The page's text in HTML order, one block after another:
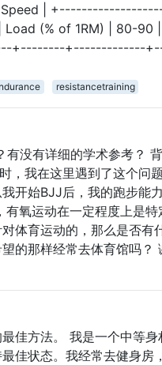
| Speed |
(% of 1RM) | 80-90
+-------------
resistancetraining
没有详细的学术参考？
，我在这里遇到了这个问
开始BJJ后，我的跑步能
氧运动在一定程度上是
体育运动的，那么是否
的那样经常去体育馆吗？
佳方法。 我是一个中等
佳状态。我经常去健身房